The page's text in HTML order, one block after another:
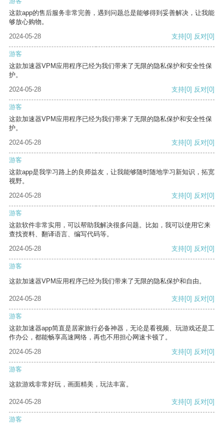
这款app的售后服务非常完善，遇到问题总是能够得到妥善解决，让我能
够放心购物。
2024-05-28
支持[0] 反对[0]
游客
这款加速器VPM应用程序已经为我们带来了无限的隐私保护和安全性保
护。
2024-05-28
支持[0] 反对[0]
游客
这款加速器VPM应用程序已经为我们带来了无限的隐私保护和安全性保
护。
2024-05-28
支持[0] 反对[0]
游客
这款app是我学习路上的良师益友，让我能够随时随地学习新知识，拓宽
视野。
2024-05-28
支持[0] 反对[0]
游客
这款软件非常实用，可以帮助我解决很多问题。比如，我可以使用它来
查找资料、翻译语言、编写代码等。
2024-05-28
支持[0] 反对[0]
游客
这款加速器VPM应用程序已经为我们带来了无限的隐私保护和自由。
2024-05-28 支持[0] 反对[0]
游客
这款加速器app简直是居家旅行必备神器，无论是看视频、玩游戏还是工
作办公，都能畅享高速网络，再也不用担心网速卡顿了。
2024-05-28
支持[0] 反对[0]
游客
这款游戏非常好玩，画面精美，玩法丰富。
2024-05-28 支持[0] 反对[0]
游客